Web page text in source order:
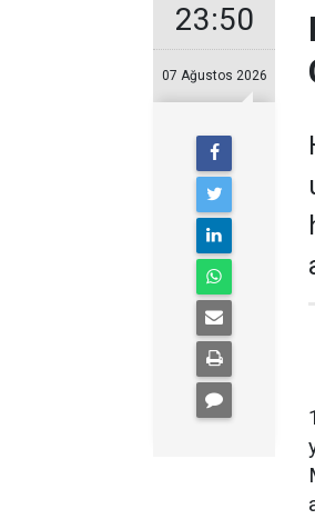
23:50
07 Ağustos 2026